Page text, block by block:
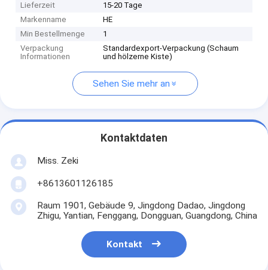
Lieferzeit
15-20 Tage
Markenname
HE
Min Bestellmenge
1
Verpackung
Informationen
Standardexport-Verpackung (Schaum
und hölzerne Kiste)
Sehen Sie mehr an
Kontaktdaten
Miss. Zeki
+8613601126185
Raum 1901, Gebäude 9, Jingdong Dadao, Jingdong
Zhigu, Yantian, Fenggang, Dongguan, Guangdong, China
Kontakt